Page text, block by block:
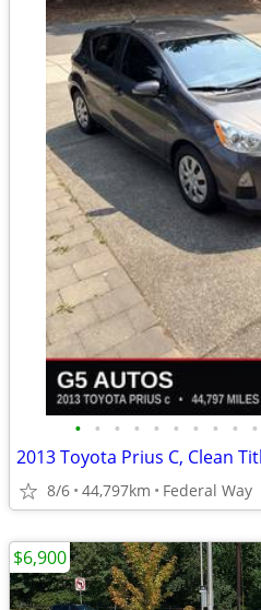
• • • • • • • • • •
2013 Toyota Prius C, Clean
8/6 44,797km Federal Way
$6,900